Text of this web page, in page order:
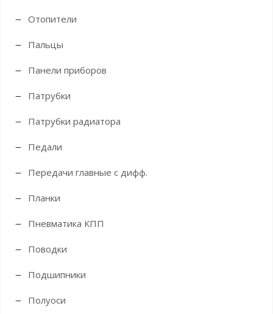
Отопители
Пальцы
Панели приборов
Патрубки
Патрубки радиатора
Педали
Передачи главные с дифф.
Планки
Пневматика КПП
Поводки
Подшипники
Полуоси